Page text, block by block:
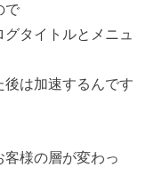
で
タイトルとメニュ
は加速するんです
様の層が変わっ